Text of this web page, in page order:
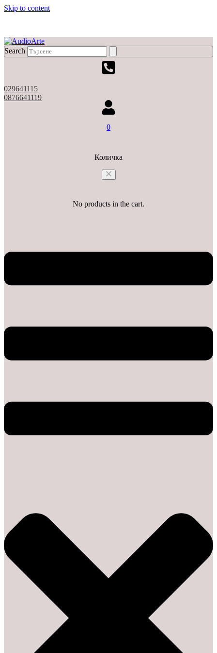
Skip to content
Search
029641115
0876641119
0
Количка
No products in the cart.